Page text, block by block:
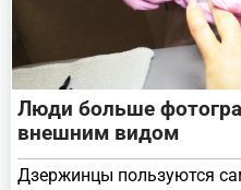
Люди больше
внешним видом
Дзержинцы пользуются